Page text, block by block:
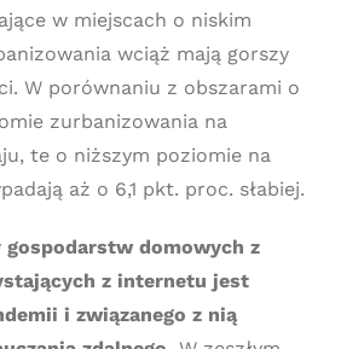
w miejscach o niskim
wciąż mają gorszy
W porównaniu z obszarami o
zurbanizowania na
te o niższym poziomie na
aż o 6,1 pkt. proc. słabiej.
domowych z
z internetu jest
i związanego z nią